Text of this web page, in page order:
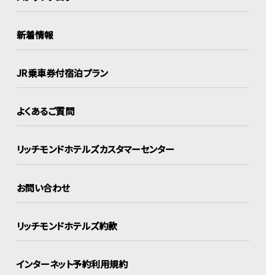
新着情報
JR乗車券付宿泊プラン
よくあるご質問
リッチモンドホテルズカスタマーセンター
お問い合わせ
リッチモンドホテルズ約款
インターネット予約利用規約